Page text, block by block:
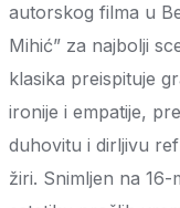
autorskog filma u
Mihić” za najbolji
klasika preispituje
ironije i empatije,
duhovitu i dirljivu
žiri. Snimljen na